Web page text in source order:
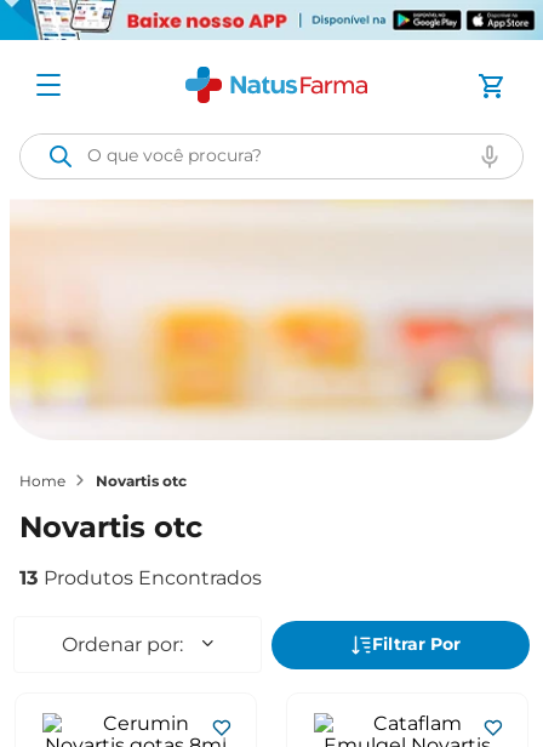
O que você procura?
novartis otc
novartis otc
13